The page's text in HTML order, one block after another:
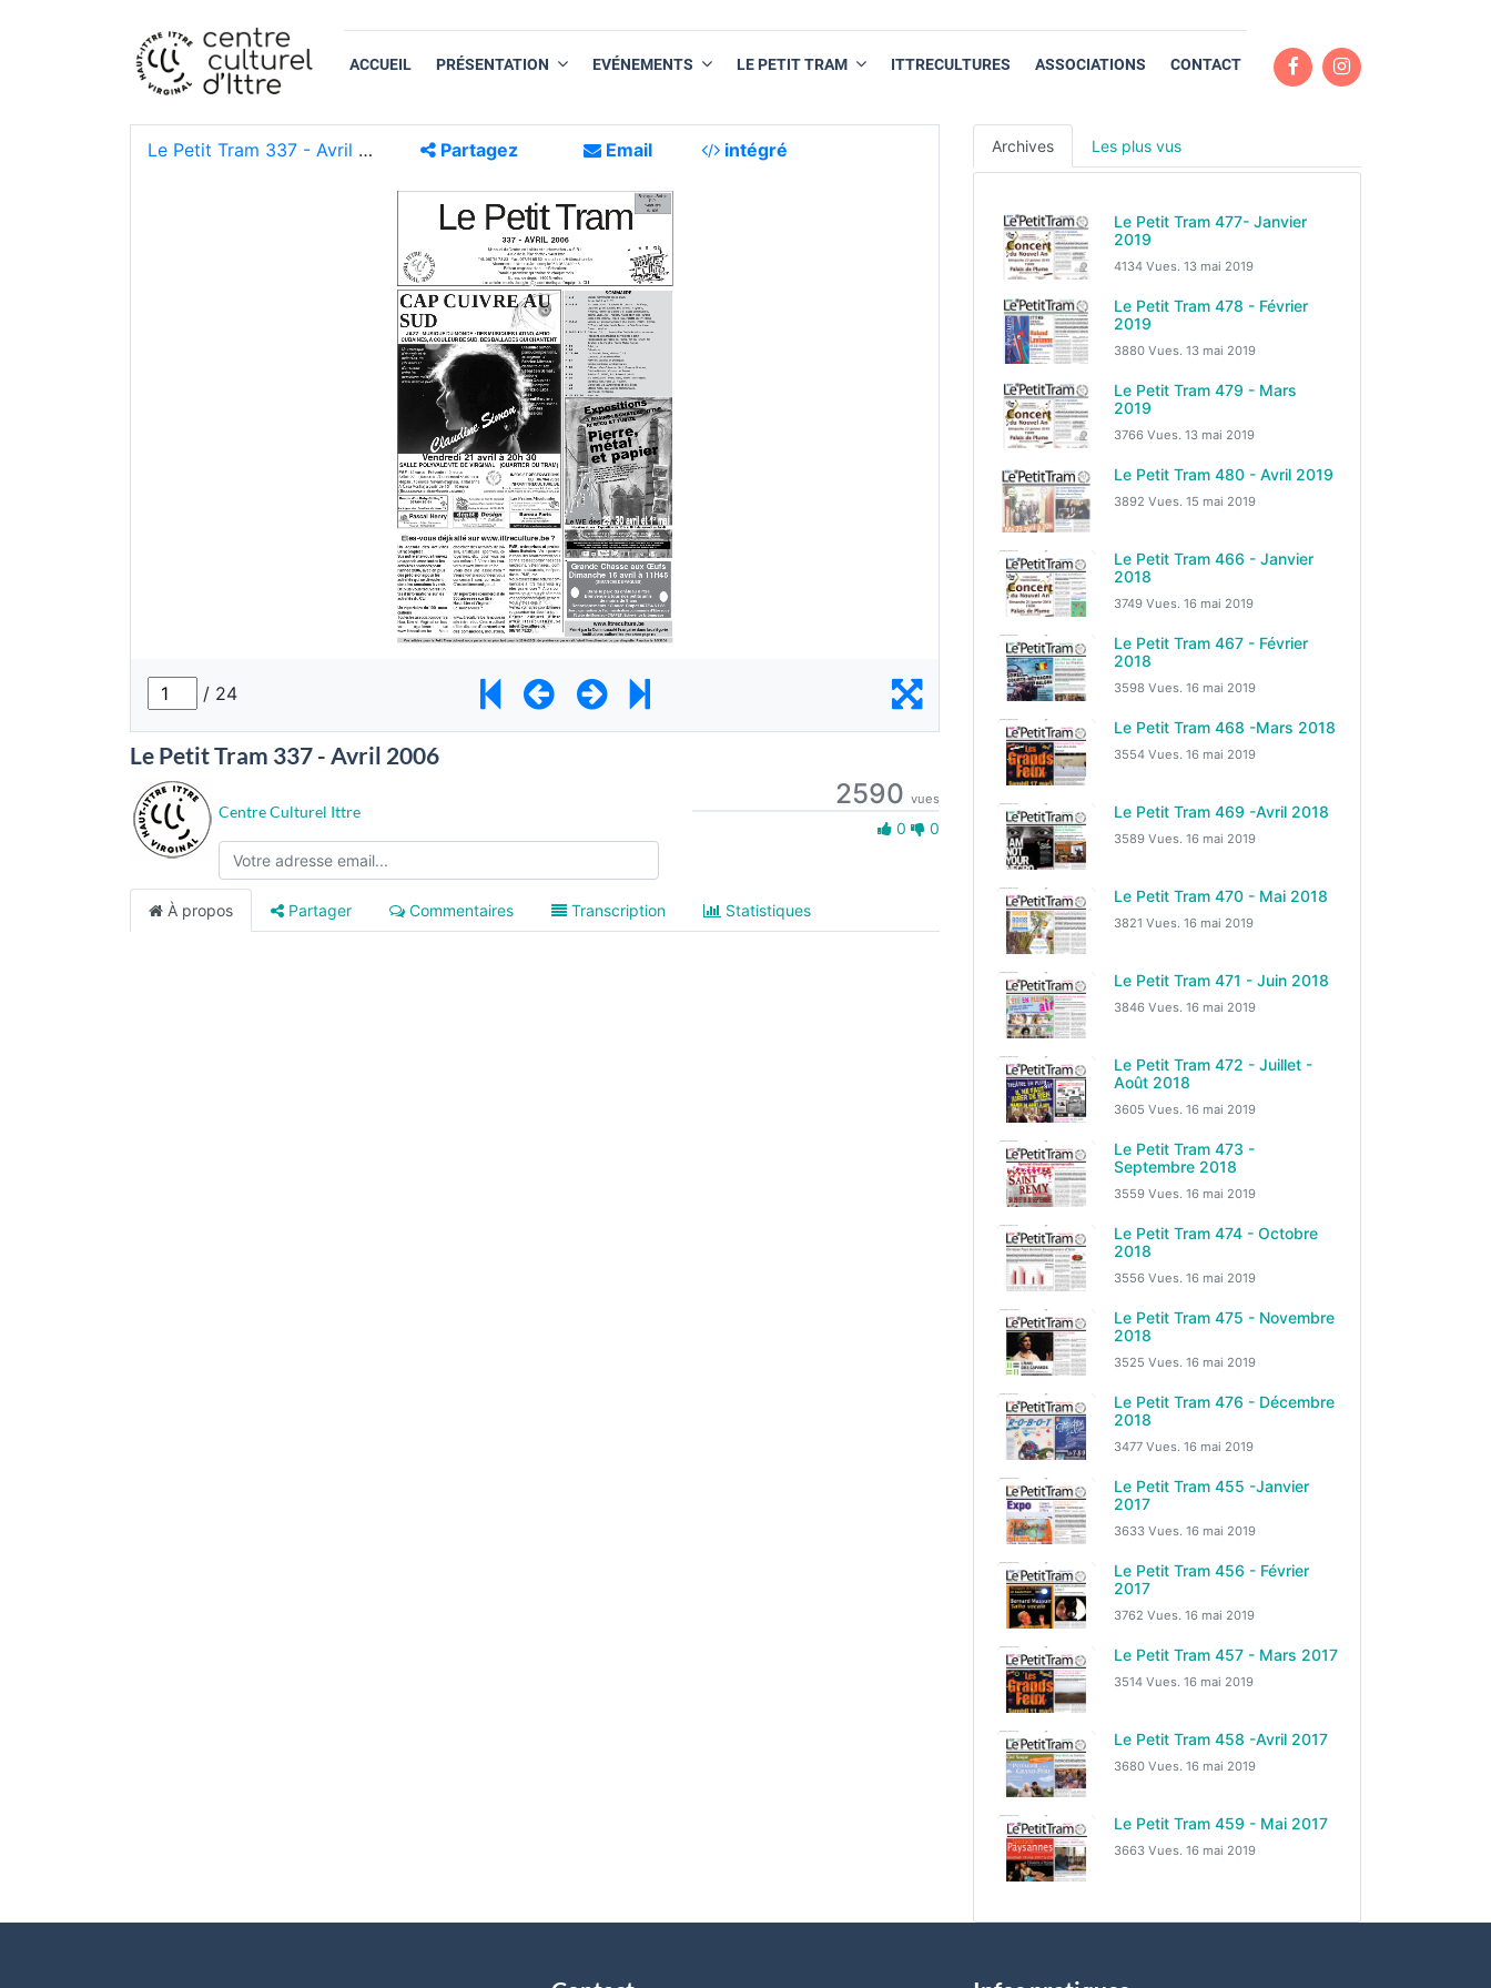
ACCUEIL PRÉSENTATION EVÉNEMENTS LE PETIT TRAM ITTRECULTURES ASSOCIATIONS CONTACT
Le Petit Tram 337 - Avril 2006
Centre Culturel Ittre
2590 vues
0 0
À propos Partager Commentaires Transcription Statistiques
Archives Les plus vus
Le Petit Tram 477- Janvier
2019
4134 Vues. 13 mai 2019
Le Petit Tram 478 - Février
2019
3880 Vues. 13 mai 2019
Le Petit Tram 479 - Mars
2019
3766 Vues. 13 mai 2019
Le Petit Tram 480 - Avril 2019
3892 Vues. 15 mai 2019
Le Petit Tram 466 - Janvier
2018
3749 Vues. 16 mai 2019
Le Petit Tram 467 - Février
2018
3598 Vues. 16 mai 2019
Le Petit Tram 468 -Mars 2018
3554 Vues. 16 mai 2019
Le Petit Tram 469 -Avril 2018
3589 Vues. 16 mai 2019
Le Petit Tram 470 - Mai 2018
3821 Vues. 16 mai 2019
Le Petit Tram 471 - Juin 2018
3846 Vues. 16 mai 2019
Le Petit Tram 472 - Juillet -
Août 2018
3605 Vues. 16 mai 2019
Le Petit Tram 473 -
Septembre 2018
3559 Vues. 16 mai 2019
Le Petit Tram 474 - Octobre
2018
3556 Vues. 16 mai 2019
Le Petit Tram 475 - Novembre
2018
3525 Vues. 16 mai 2019
Le Petit Tram 476 - Décembre
2018
3477 Vues. 16 mai 2019
Le Petit Tram 455 -Janvier
2017
3633 Vues. 16 mai 2019
Le Petit Tram 456 - Février
2017
3762 Vues. 16 mai 2019
Le Petit Tram 457 - Mars 2017
3514 Vues. 16 mai 2019
Le Petit Tram 458 -Avril 2017
3680 Vues. 16 mai 2019
Le Petit Tram 459 - Mai 2017
3663 Vues. 16 mai 2019